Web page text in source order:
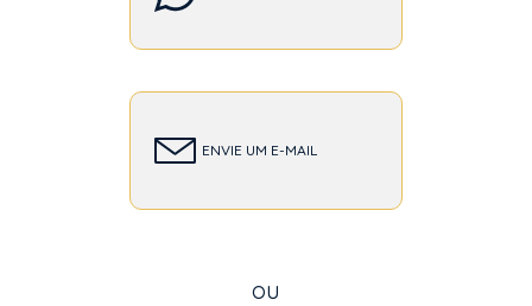
ENVIE UM E-MAIL
ou